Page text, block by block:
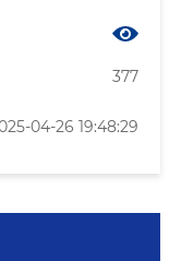
377
04-26 19:48:29